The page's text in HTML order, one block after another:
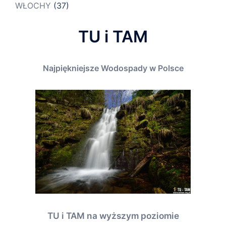
WŁOCHY (37)
TU i TAM
Najpiękniejsze Wodospady w Polsce
TU i TAM na wyższym poziomie